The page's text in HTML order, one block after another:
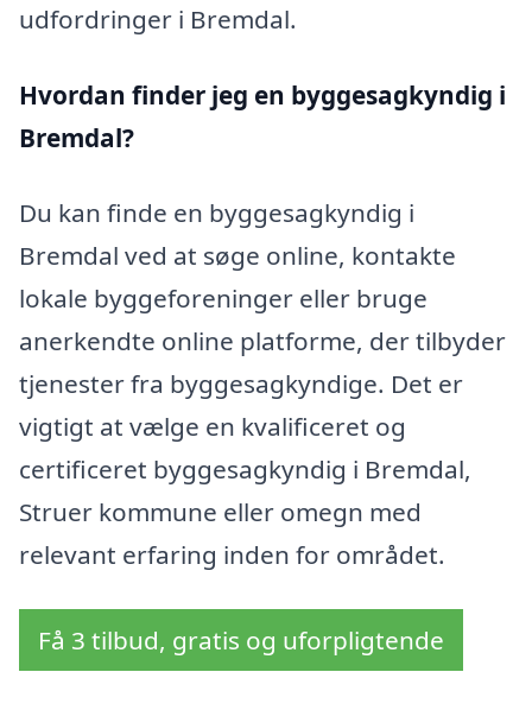
udfordringer i Bremdal.
Hvordan finder jeg en byggesagkyndig i
Bremdal?
Du kan finde en byggesagkyndig i
Bremdal ved at søge online, kontakte
lokale byggeforeninger eller bruge
anerkendte online platforme, der tilbyder
tjenester fra byggesagkyndige. Det er
vigtigt at vælge en kvalificeret og
certificeret byggesagkyndig i Bremdal,
Struer kommune eller omegn med
relevant erfaring inden for området.
Få 3 tilbud, gratis og uforpligtende